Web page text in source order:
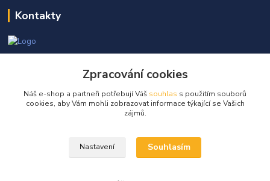
Kontakty
+420 605 298 968
info@globalelektro.cz
Zpracování cookies
Náš e-shop a partneři potřebují Váš souhlas s použitím souborů
cookies, aby Vám mohli zobrazovat informace týkající se Vašich
zájmů.
Nastavení Souhlasím